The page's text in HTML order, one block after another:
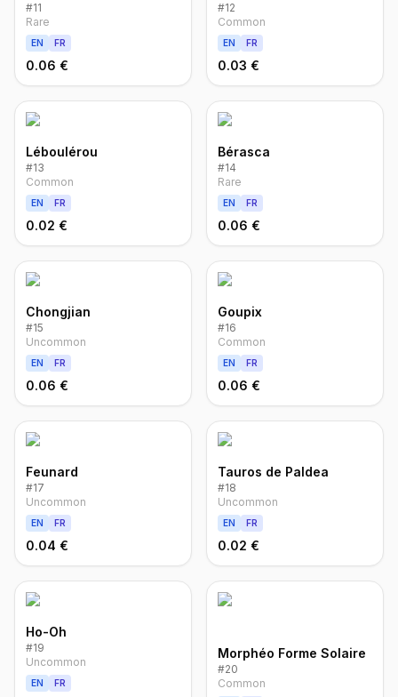
#11
Rare
EN FR
0.06 €
#12
Common
EN FR
0.03 €
Léboulérou
#13
Common
EN FR
0.02 €
Bérasca
#14
Rare
EN FR
0.06 €
Chongjian
#15
Uncommon
EN FR
0.06 €
Goupix
#16
Common
EN FR
0.06 €
Feunard
#17
Uncommon
EN FR
0.04 €
Tauros de Paldea
#18
Uncommon
EN FR
0.02 €
Ho-Oh
#19
Uncommon
EN FR
Morphéo Forme Solaire
#20
Common